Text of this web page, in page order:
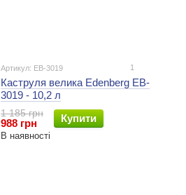
Артикул: EB-3019 1
Каструля велика Edenberg EB-
3019 - 10,2 л
1 185 грн
988 грн Купити
В наявності